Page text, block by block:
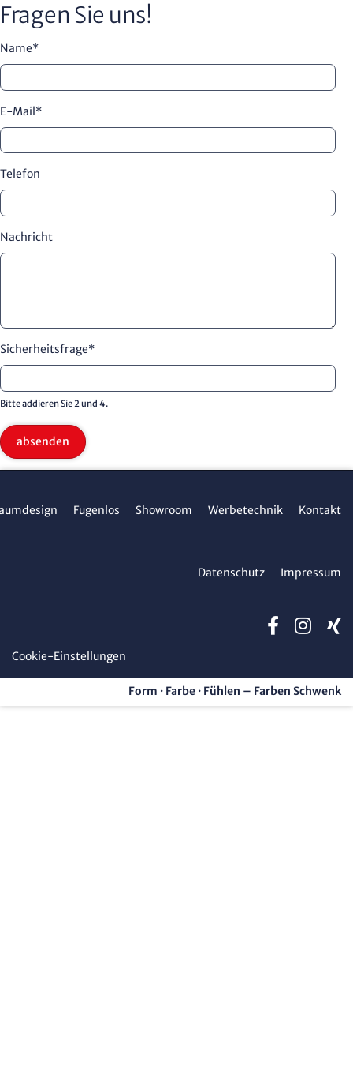
Fragen Sie uns!
Name*
E-Mail*
Telefon
Nachricht
Sicherheitsfrage*
Bitte addieren Sie 2 und 4.
absenden
Fugenlos Showroom Werbetechnik Kontakt
Datenschutz Impressum
Cookie-Einstellungen
Form · Farbe · Fühlen – Farben Schwenk